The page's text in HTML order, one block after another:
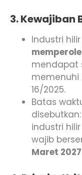
3. Kewajiban
Industri
mendapat
memenuhi
16/2025.
Batas
industri
wajib
Maret 2027